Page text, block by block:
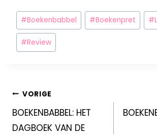
#Boekenbabbel #Boekenpret #
#Review
VORIGE
BOEKENBABBEL: HET
DAGBOEK VAN DE